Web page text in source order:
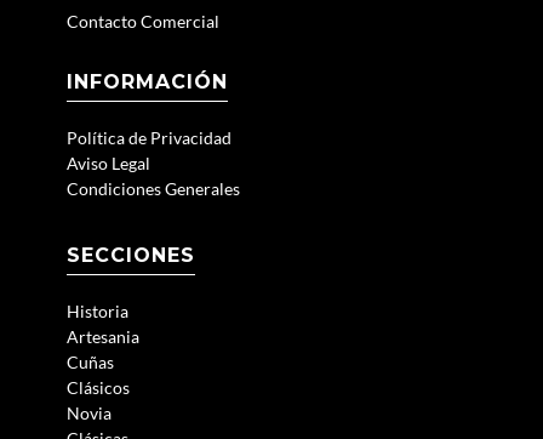
Contacto Comercial
INFORMACIÓN
Política de Privacidad
Aviso Legal
Condiciones Generales
SECCIONES
Historia
Artesania
Cuñas
Clásicos
Novia